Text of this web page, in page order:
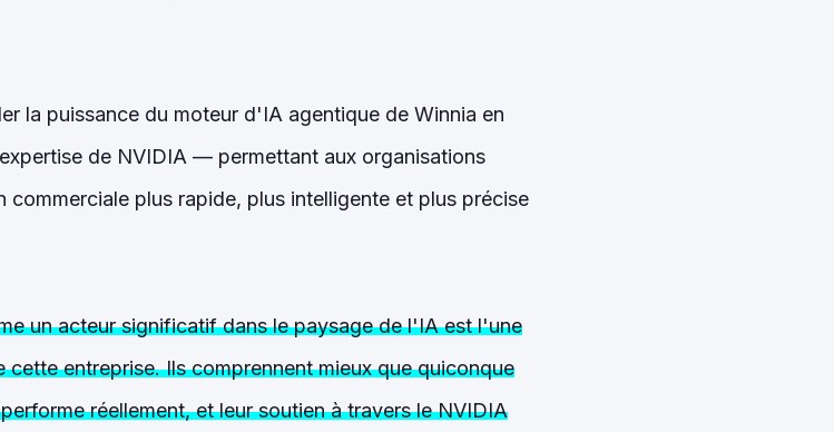
la puissance du moteur d'IA agentique de Winnia en
de NVIDIA — permettant aux organisations
plus rapide, plus intelligente et plus précise
un acteur significatif dans le paysage de l'IA est l'une
entreprise. Ils comprennent mieux que quiconque
réellement, et leur soutien à travers le NVIDIA